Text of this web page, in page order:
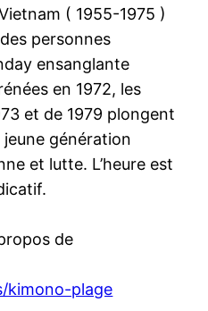
( 1955-1975 )
personnes
ensanglante
en 1972, les
et de 1979 plongent
jeune génération
et lutte. L’heure est
de
kimono-plage